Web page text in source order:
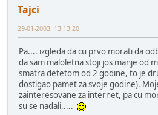
Tajci
29-01-2003, 13:13:20
Pa.... izgleda da cu prvo morati da
da sam maloletna stoji jos manje od
smatra detetom od 2 godine, to je
dostigao pamet za svoje godine).
zainteresovane za internet, pa cu
su se nadali.....